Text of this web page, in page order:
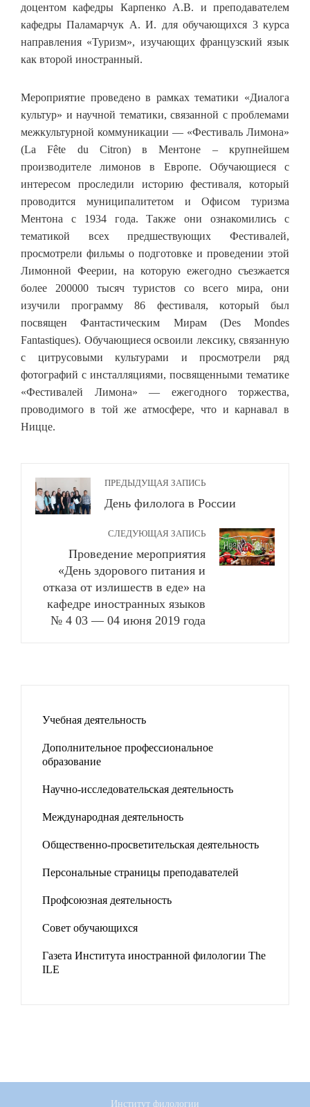
доцентом кафедры Карпенко А.В. и преподавателем
кафедры Паламарчук А. И. для обучающихся 3 курса
направления «Туризм», изучающих французский язык
как второй иностранный.
Мероприятие проведено в рамках тематики «Диалога
культур» и научной тематики, связанной с проблемами
межкультурной коммуникации — «Фестиваль Лимона»
(La Fête du Citron) в Ментоне – крупнейшем
производителе лимонов в Европе. Обучающиеся с
интересом проследили историю фестиваля, который
проводится муниципалитетом и Офисом туризма
Ментона с 1934 года. Также они ознакомились с
тематикой всех предшествующих Фестивалей,
просмотрели фильмы о подготовке и проведении этой
Лимонной Феерии, на которую ежегодно съезжается
более 200000 тысяч туристов со всего мира, они
изучили программу 86 фестиваля, который был
посвящен Фантастическим Мирам (Des Mondes
Fantastiques). Обучающиеся освоили лексику, связанную
с цитрусовыми культурами и просмотрели ряд
фотографий с инсталляциями, посвященными тематике
«Фестивалей Лимона» — ежегодного торжества,
проводимого в той же атмосфере, что и карнавал в
Ницце.
ПРЕДЫДУЩАЯ ЗАПИСЬ
День филолога в России
СЛЕДУЮЩАЯ ЗАПИСЬ
Проведение мероприятия
«День здорового питания и
отказа от излишеств в еде» на
кафедре иностранных языков
№ 4 03 — 04 июня 2019 года
Учебная деятельность
Дополнительное профессиональное
образование
Научно-исследовательская деятельность
Международная деятельность
Общественно-просветительская деятельность
Персональные страницы преподавателей
Профсоюзная деятельность
Совет обучающихся
Газета Института иностранной филологии The
ILE
Институт филологии